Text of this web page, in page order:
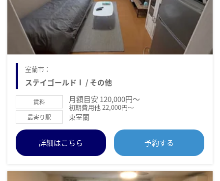
室蘭市：
ステイゴールドⅠ / その他
賃料 月額目安 120,000円～
初期費用他 22,000円～
最寄り駅 東室蘭
詳細はこちら 予約する